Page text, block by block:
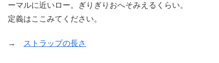
ーマルに近いロー。ぎりぎりおへそみえるくらい。
定義はここみてください。
→ ストラップの長さ